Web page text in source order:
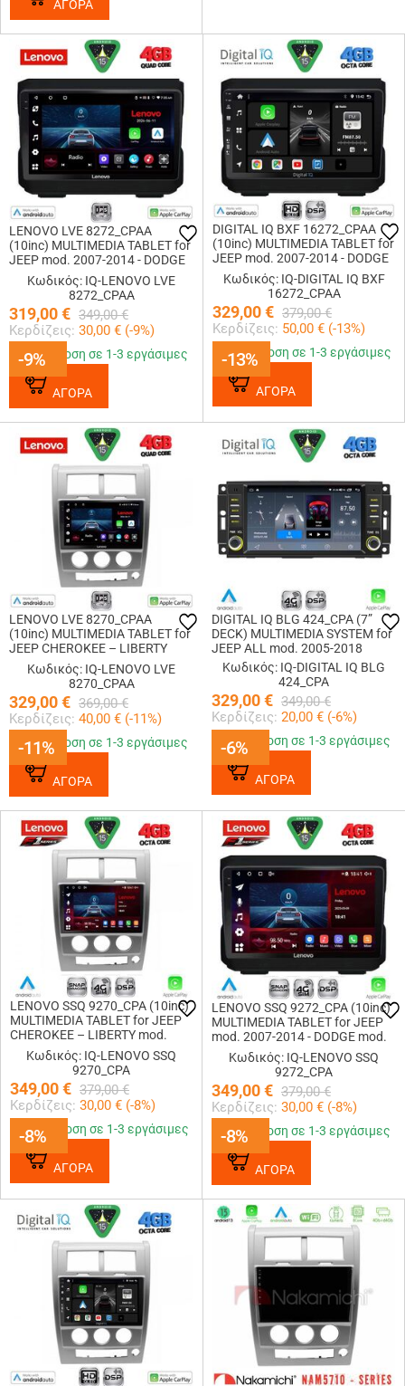
ΑΓΟΡΑ
-9%
LENOVO LVE 8272_CPAA
(10inc) MULTIMEDIA TABLET for
JEEP mod. 2007-2014 - DODGE
mod. 2007-2014
Κωδικός: IQ-LENOVO LVE
8272_CPAA
319,00€ 349,00 €
Κερδίζεις: 30,00 € (-9%)
-9%
Παράδοση σε 1-3 εργάσιμες
ΑΓΟΡΑ
-13%
DIGITAL IQ BXF 16272_CPAA
(10inc) MULTIMEDIA TABLET for
JEEP mod. 2007-2014 - DODGE
mod. 2007-2014
Κωδικός: IQ-DIGITAL IQ BXF
16272_CPAA
329,00€ 379,00 €
Κερδίζεις: 50,00 € (-13%)
-13%
Παράδοση σε 1-3 εργάσιμες
ΑΓΟΡΑ
-11%
LENOVO LVE 8270_CPAA
(10inc) MULTIMEDIA TABLET for
JEEP CHEROKEE – LIBERTY
mod. 2007-2014
Κωδικός: IQ-LENOVO LVE
8270_CPAA
329,00€ 369,00 €
Κερδίζεις: 40,00 € (-11%)
-11%
Παράδοση σε 1-3 εργάσιμες
ΑΓΟΡΑ
-6%
DIGITAL IQ BLG 424_CPA (7”
DECK) MULTIMEDIA SYSTEM for
JEEP ALL mod. 2005-2018
Κωδικός: IQ-DIGITAL IQ BLG
424_CPA
329,00€ 349,00 €
Κερδίζεις: 20,00 € (-6%)
-6%
Παράδοση σε 1-3 εργάσιμες
ΑΓΟΡΑ
-8%
LENOVO SSQ 9270_CPA (10inc)
MULTIMEDIA TABLET for JEEP
CHEROKEE – LIBERTY mod.
2007-2014
Κωδικός: IQ-LENOVO SSQ
9270_CPA
349,00€ 379,00 €
Κερδίζεις: 30,00 € (-8%)
-8%
Παράδοση σε 1-3 εργάσιμες
ΑΓΟΡΑ
-8%
LENOVO SSQ 9272_CPA (10inc)
MULTIMEDIA TABLET for JEEP
mod. 2007-2014 - DODGE mod.
2007-2014
Κωδικός: IQ-LENOVO SSQ
9272_CPA
349,00€ 379,00 €
Κερδίζεις: 30,00 € (-8%)
-8%
Παράδοση σε 1-3 εργάσιμες
ΑΓΟΡΑ